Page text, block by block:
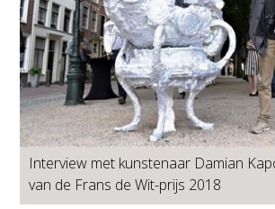
Interview met kunstenaar Damian
van de Frans de Wit-prijs 2018